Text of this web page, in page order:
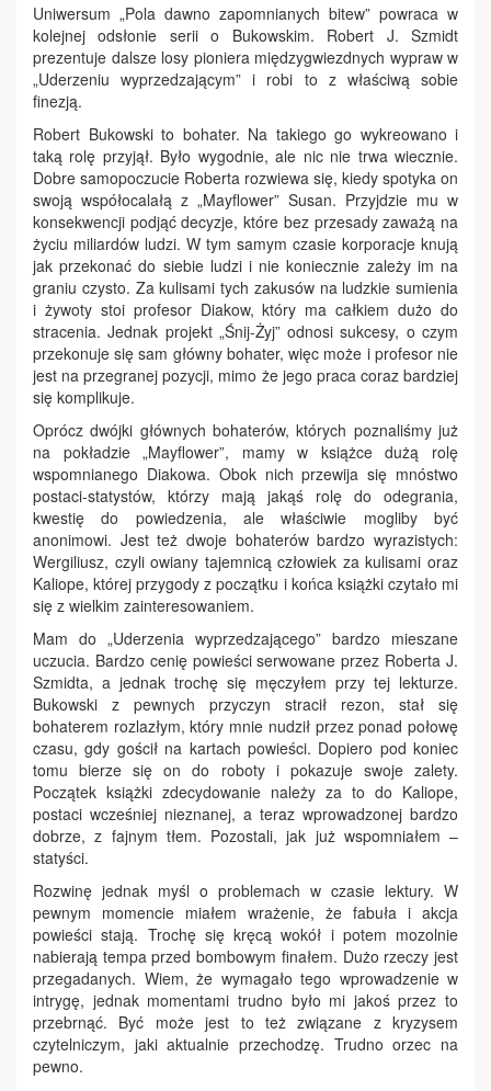
Uniwersum „Pola dawno zapomnianych bitew” powraca w
kolejnej odsłonie serii o Bukowskim. Robert J. Szmidt
prezentuje dalsze losy pioniera międzygwiezdnych wypraw w
„Uderzeniu wyprzedzającym” i robi to z właściwą sobie
finezją.
Robert Bukowski to bohater. Na takiego go wykreowano i
taką rolę przyjął. Było wygodnie, ale nic nie trwa wiecznie.
Dobre samopoczucie Roberta rozwiewa się, kiedy spotyka on
swoją współocalałą z „Mayflower” Susan. Przyjdzie mu w
konsekwencji podjąć decyzje, które bez przesady zaważą na
życiu miliardów ludzi. W tym samym czasie korporacje knują
jak przekonać do siebie ludzi i nie koniecznie zależy im na
graniu czysto. Za kulisami tych zakusów na ludzkie sumienia
i żywoty stoi profesor Diakow, który ma całkiem dużo do
stracenia. Jednak projekt „Śnij-Żyj” odnosi sukcesy, o czym
przekonuje się sam główny bohater, więc może i profesor nie
jest na przegranej pozycji, mimo że jego praca coraz bardziej
się komplikuje.
Oprócz dwójki głównych bohaterów, których poznaliśmy już
na pokładzie „Mayflower”, mamy w książce dużą rolę
wspomnianego Diakowa. Obok nich przewija się mnóstwo
postaci-statystów, którzy mają jakąś rolę do odegrania,
kwestię do powiedzenia, ale właściwie mogliby być
anonimowi. Jest też dwoje bohaterów bardzo wyrazistych:
Wergiliusz, czyli owiany tajemnicą człowiek za kulisami oraz
Kaliope, której przygody z początku i końca książki czytało mi
się z wielkim zainteresowaniem.
Mam do „Uderzenia wyprzedzającego” bardzo mieszane
uczucia. Bardzo cenię powieści serwowane przez Roberta J.
Szmidta, a jednak trochę się męczyłem przy tej lekturze.
Bukowski z pewnych przyczyn stracił rezon, stał się
bohaterem rozlazłym, który mnie nudził przez ponad połowę
czasu, gdy gościł na kartach powieści. Dopiero pod koniec
tomu bierze się on do roboty i pokazuje swoje zalety.
Początek książki zdecydowanie należy za to do Kaliope,
postaci wcześniej nieznanej, a teraz wprowadzonej bardzo
dobrze, z fajnym tłem. Pozostali, jak już wspomniałem –
statyści.
Rozwinę jednak myśl o problemach w czasie lektury. W
pewnym momencie miałem wrażenie, że fabuła i akcja
powieści stają. Trochę się kręcą wokół i potem mozolnie
nabierają tempa przed bombowym finałem. Dużo rzeczy jest
przegadanych. Wiem, że wymagało tego wprowadzenie w
intrygę, jednak momentami trudno było mi jakoś przez to
przebrnąć. Być może jest to też związane z kryzysem
czytelniczym, jaki aktualnie przechodzę. Trudno orzec na
pewno.